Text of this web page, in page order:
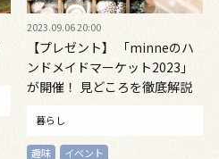
2023.09.06 20:00
【プレゼント】 「minneのハ
ンドメイドマーケット2023」
が開催！ 見どころを徹底解説
暮らし
趣味 イベント